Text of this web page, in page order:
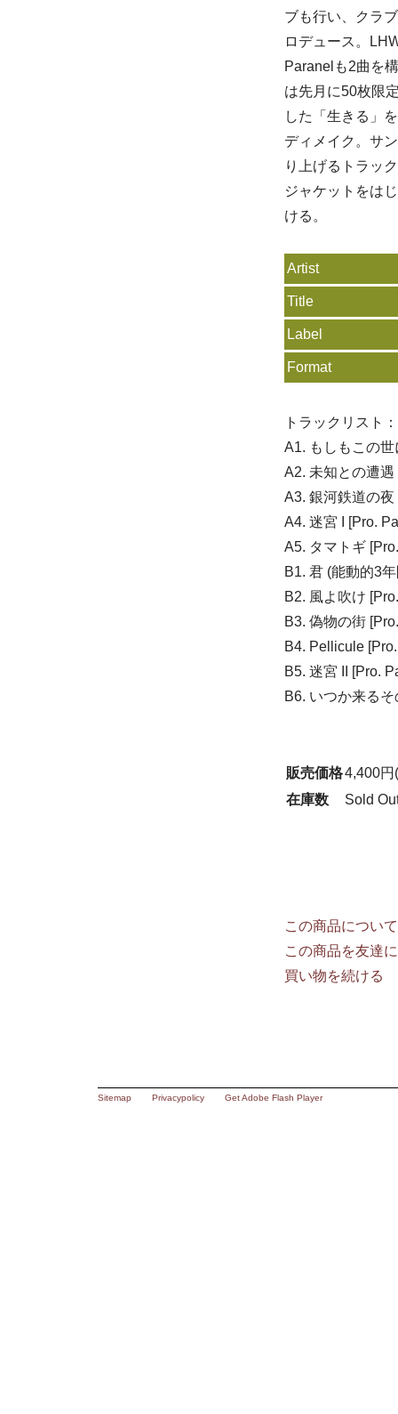
ブも行い、クラ
ロデュース。
Paranelも2曲を
は先月に50枚限
した「生きる」
ディメイク。サ
り上げるトラッ
ジャケットをは
ける。
Artist
Title
Label
Format
トラックリスト：
A1. もしもこの
A2. 未知との遭遇
A3. 銀河鉄道の
A4. 迷宮 I [Pro.
A5. タマトギ
B1. 君 (能動的3
B2. 風よ吹け
B3. 偽物の街
B4. Pellicule
B5. 迷宮 II [Pro.
B6. いつか来る
販売価格4,400円
在庫数
Sold
この商品につい
この商品を友達
買い物を続ける
Sitemap Privacypolicy Get Adobe Flash Player